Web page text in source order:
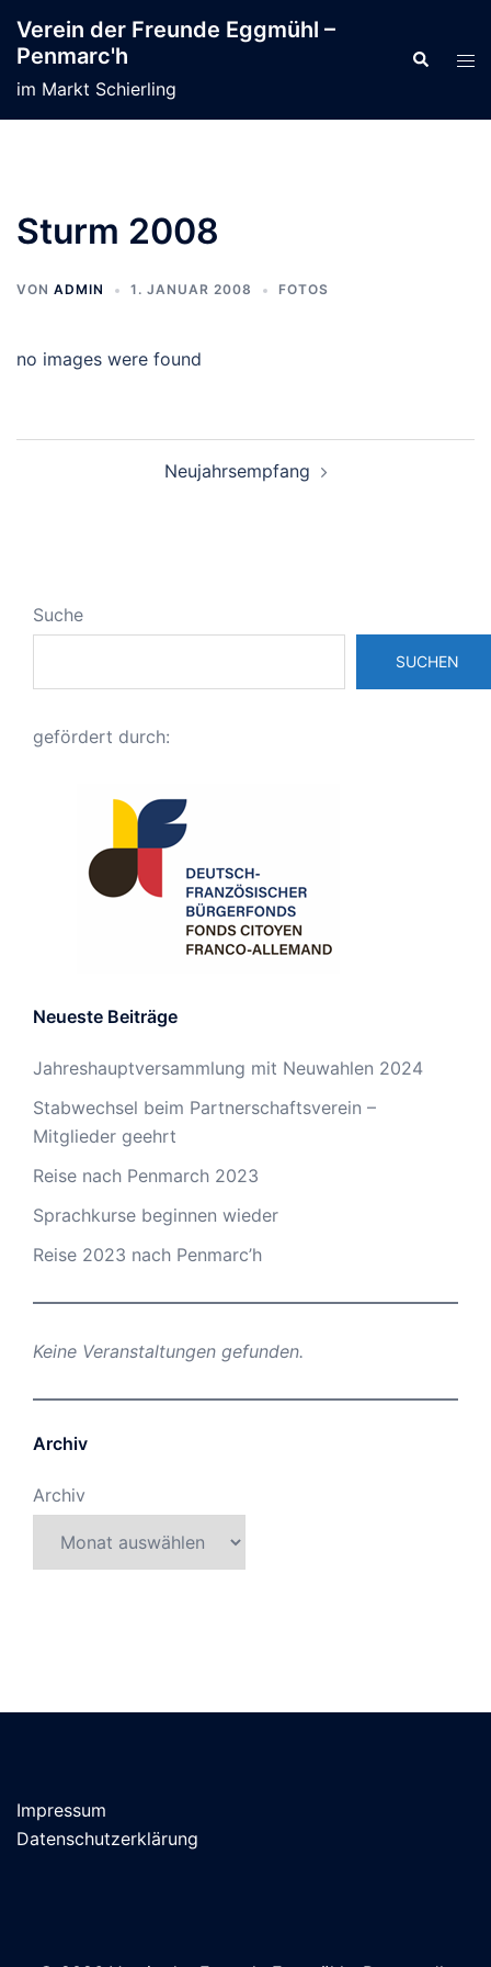
Inhalt
springen
Verein der Freunde Eggmühl –
Penmarc'h
im Markt Schierling
Suche
Sturm 2008
VON ADMIN 1. JANUAR 2008 FOTOS
no images were found
Neujahrsempfang
Suche
SUCHEN
gefördert durch:
Neueste Beiträge
Jahreshauptversammlung mit Neuwahlen 2024
Stabwechsel beim Partnerschaftsverein –
Mitglieder geehrt
Reise nach Penmarch 2023
Sprachkurse beginnen wieder
Reise 2023 nach Penmarc’h
Keine Veranstaltungen gefunden.
Archiv
Archiv
Impressum
Datenschutzerklärung